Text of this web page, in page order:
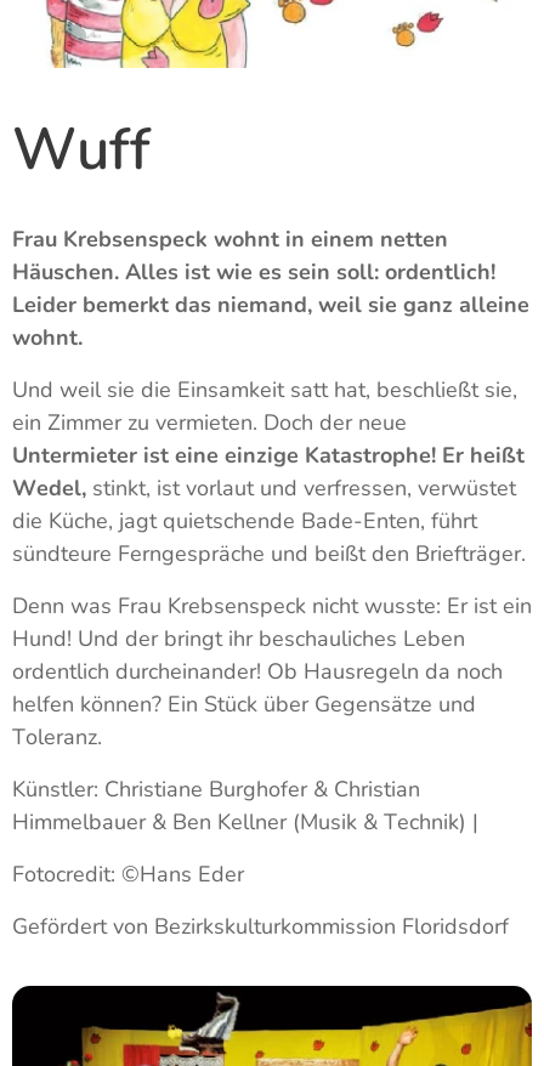
Wuff
Frau Krebsenspeck wohnt in einem netten
Häuschen. Alles ist wie es sein soll: ordentlich!
Leider bemerkt das niemand, weil sie ganz alleine
wohnt.
Und weil sie die Einsamkeit satt hat, beschließt sie,
ein Zimmer zu vermieten. Doch der neue
Untermieter ist eine einzige Katastrophe! Er heißt
Wedel, stinkt, ist vorlaut und verfressen, verwüstet
die Küche, jagt quietschende Bade-Enten, führt
sündteure Ferngespräche und beißt den Briefträger.
Denn was Frau Krebsenspeck nicht wusste: Er ist ein
Hund! Und der bringt ihr beschauliches Leben
ordentlich durcheinander! Ob Hausregeln da noch
helfen können? Ein Stück über Gegensätze und
Toleranz.
Künstler: Christiane Burghofer & Christian
Himmelbauer & Ben Kellner (Musik & Technik) |
Fotocredit: ©Hans Eder
Gefördert von Bezirkskulturkommission Floridsdorf